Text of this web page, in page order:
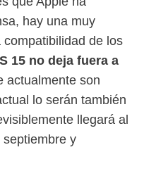
hay una muy
de los
15 no deja fuera a
actualmente son
lo serán también
llegará al
y